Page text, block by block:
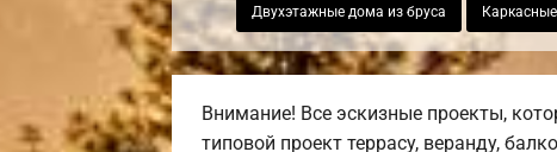
Двухэтажные дома из бруса
Внимание! Все эскизные проекты,
типовой проект террасу, веранду,